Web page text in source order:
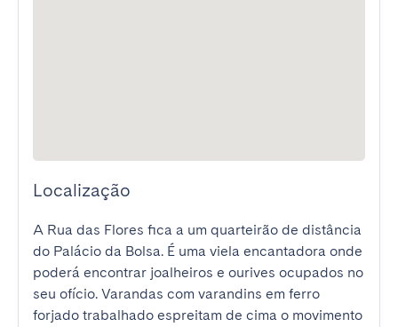
Localização
A Rua das Flores fica a um quarteirão de distância
do Palácio da Bolsa. É uma viela encantadora onde
poderá encontrar joalheiros e ourives ocupados no
seu ofício. Varandas com varandins em ferro
forjado trabalhado espreitam de cima o movimento